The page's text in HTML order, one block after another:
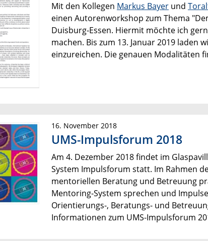
Mit den Kollegen Markus Bayer und
einen Autorenworkshop zum Thema
Duisburg-Essen. Hiermit möchte ich
machen. Bis zum 13. Januar 2019 laden
einzureichen. Die genauen Modalitäten
16. November 2018
UMS-Impulsforum 2018
Am 4. Dezember 2018 findet im
System Impulsforum statt. Im Rahmen
mentoriellen Beratung und Betreuung
Mentoring-System sprechen und
Orientierungs-, Beratungs- und
Informationen zum UMS-Impulsforum